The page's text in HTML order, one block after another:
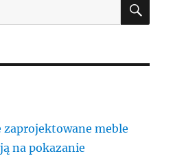
zaprojektowane meble
na pokazanie